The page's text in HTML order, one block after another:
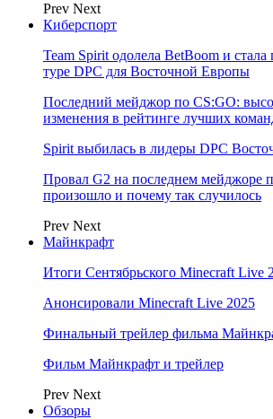
Prev Next
Киберспорт
Team Spirit одолела BetBoom и стала
туре DPC для Восточной Европы
Последний мейджор по CS:GO:
изменения в рейтинге лучших
Spirit выбилась в лидеры DPC
Провал G2 на последнем мейджоре
произошло и почему так случилось
Prev Next
Майнкрафт
Итоги Сентябрьского Minecraft Live
Анонсировали Minecraft Live 2025
Финальный трейлер фильма
Фильм Майнкрафт и трейлер
Prev Next
Обзоры